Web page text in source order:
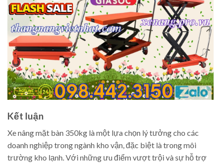
Kết luận
Xe nâng mặt bàn 350kg là một lựa chọn lý tưởng cho các
doanh nghiệp trong ngành kho vận, đặc biệt là trong môi
trường kho lạnh. Với những ưu điểm vượt trội và sự hỗ trợ